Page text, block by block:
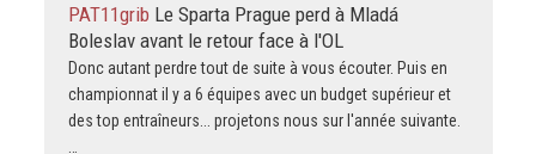
PAT11grib Le Sparta Prague perd à Mladá
Boleslav avant le retour face à l'OL
Donc autant perdre tout de suite à vous écouter. Puis en
championnat il y a 6 équipes avec un budget supérieur et
des top entraîneurs... projetons nous sur l'année suivante.